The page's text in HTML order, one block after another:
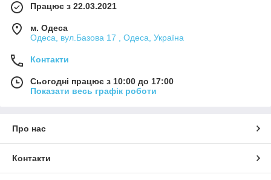
Працює з 22.03.2021
м. Одеса
Одеса, вул.Базова 17 , Одеса, Україна
Контакти
Сьогодні працює з 10:00 до 17:00
Показати весь графік роботи
Про нас
Контакти